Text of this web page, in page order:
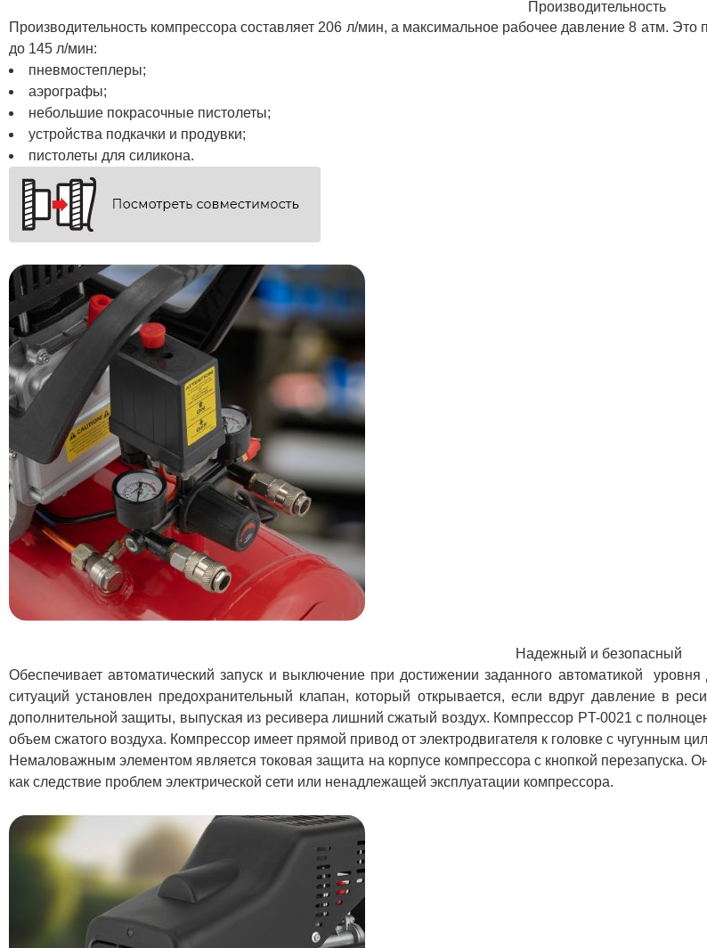
Производительность
Производительность компрессора составляет 206 л/мин, а максимальное рабочее давление 8 атм. Это
до 145 л/мин:
пневмостеплеры;
аэрографы;
небольшие покрасочные пистолеты;
устройства подкачки и продувки;
пистолеты для силикона.
Надежный и безопасный
Обеспечивает автоматический запуск и выключение при достижении заданного автоматикой
ситуаций установлен предохранительный клапан, который открывается, если вдруг давление в
дополнительной защиты, выпуская из ресивера лишний сжатый воздух. Компрессор PT-0021 с
объем сжатого воздуха. Компрессор имеет прямой привод от электродвигателя к головке с чугунным
Немаловажным элементом является токовая защита на корпусе компрессора с кнопкой перезапуска.
как следствие проблем электрической сети или ненадлежащей эксплуатации компрессора.